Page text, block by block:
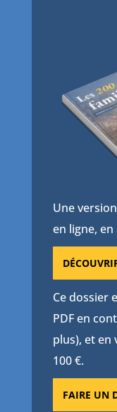
Une
en ligne, en
Ce dossier
PDF en
plus), et en
100 €.
FAIRE UN